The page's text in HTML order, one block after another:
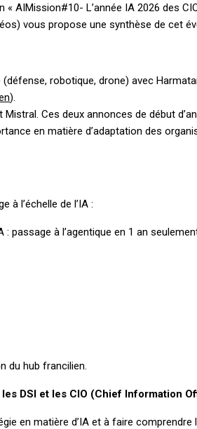
« AIMission#10- L’année IA 2026 des
vous propose une synthèse de cet
robotique, drone) avec
).
Ces deux annonces de début
en matière d’adaptation des
à l’échelle de l’IA :
passage à l’agentique en 1 an
du hub francilien.
DSI et les CIO (Chief Information
en matière d’IA et à faire comprendre